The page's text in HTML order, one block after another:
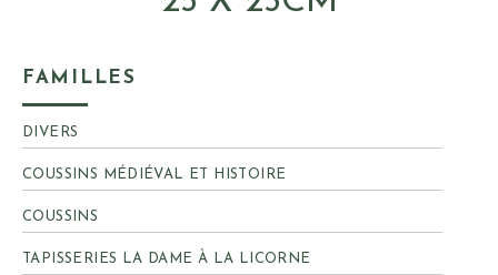
FAMILLES
FAMILLES
DIVERS
COUSSINS MÉDIÉVAL ET HISTOIRE
COUSSINS
TAPISSERIES LA DAME À LA LICORNE